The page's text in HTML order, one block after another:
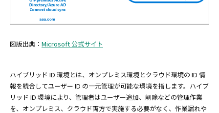
図版出典： Microsoft 公式サイト
ハイブリッド ID 環境とは、オンプレミス環境とクラウド環境の ID 情
報を統合してユーザー ID の一元管理が可能な環境を指します。ハイブ
リッド ID 環境により、管理者はユーザー追加、削除などの管理作業
を、オンプレミス、クラウド両方で実施する必要がなく、作業漏れや